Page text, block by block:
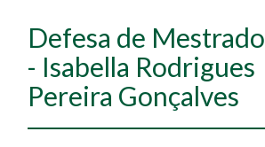
Defesa de Mestrado
- Isabella Rodrigues
Pereira Gonçalves